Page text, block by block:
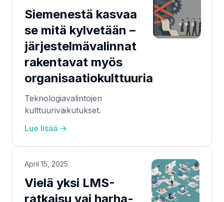
Siemenestä kasvaa
se mitä kylvetään –
järjestelmävalinnat
rakentavat myös
organisaatiokulttuuria
Teknologiavalintojen
kulttuurivaikutukset.
Lue lisää →
April 15, 2025
Vielä yksi LMS-
ratkaisu vai harha-